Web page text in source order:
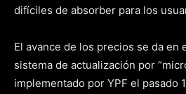
difíciles de absorber para los
El avance de los precios se da en
sistema de actualización por
implementado por YPF el pasado